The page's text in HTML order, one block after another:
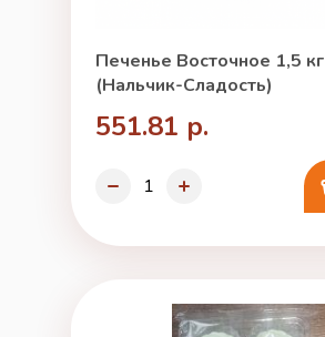
Печенье Восточное 1,5 кг
(Нальчик-Сладость)
551.81 р.